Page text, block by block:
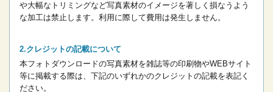
や大幅なトリミングなど写真素材のイメージを著しく損なうよう
な加工は禁止します。 利用に際して費用は発生しません。
クレジットの記載について
本フォトダウンロードの写真素材を雑誌等の印刷物やWEBサイト
等に掲載する際は、下記のいずれかのクレジットの記載を表記く
ださい。